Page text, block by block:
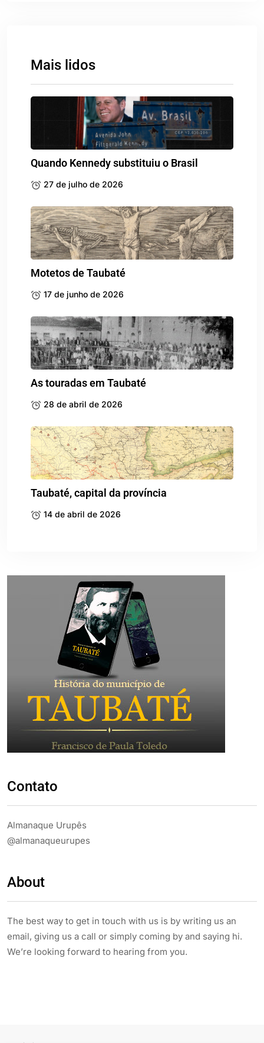
Mais lidos
Quando Kennedy substituiu o Brasil
27 de julho de 2026
Motetos de Taubaté
17 de junho de 2026
As touradas em Taubaté
28 de abril de 2026
Taubaté, capital da província
14 de abril de 2026
Contato
Almanaque Urupês
@almanaqueurupes
About
The best way to get in touch with us is by writing us an
email, giving us a call or simply coming by and saying hi.
We’re looking forward to hearing from you.